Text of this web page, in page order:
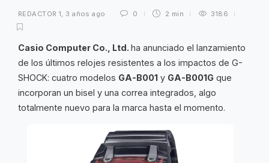
REDACTOR 1, 3 años ago 0 2 min 3186
Casio Computer Co., Ltd. ha anunciado el lanzamiento
de los últimos relojes resistentes a los impactos de G-
SHOCK: cuatro modelos GA-B001 y GA-B001G que
incorporan un bisel y una correa integrados, algo
totalmente nuevo para la marca hasta el momento.